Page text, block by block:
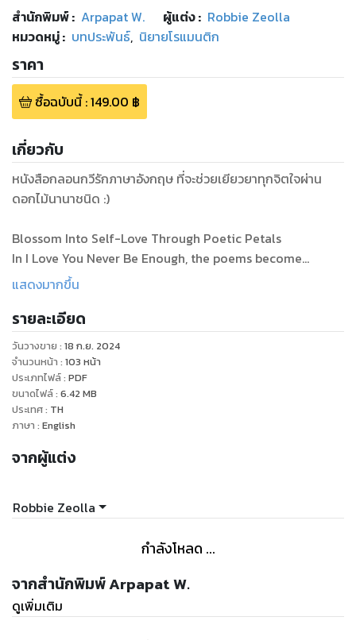
สำนักพิมพ์: Arpapat W. ผู้แต่ง : Robbie Zeolla
หมวดหมู่: บทประพันธ์, นิยายโรแมนติก
ราคา
ซื้อฉบับนี้:149.00 ฿
เกี่ยวกับ
หนังสือกลอนกวีรักภาษาอังกฤษ ที่จะช่วยเยียวยาทุกจิตใจผ่าน
ดอกไม้นานาชนิด :)
Blossom Into Self-Love Through Poetic Petals
In I Love You Never Be Enough, the poems become
powerful floral messengers for healing and radical self-
This inspiring collection is a lush, lyrical garden where
brutally honest verse blossoms into soul-nurturing self-
love. Between its nice covers, you'll find an abundance of
"The Meanings of a Sunflower;
of adoration and loyalty,
of Apollo and Clytie.
It is told to be a sign of happiness.
แสดงมากขึ้น
รายละเอียด
วันวางขาย : 18 ก.ย. 2024
จำนวนหน้า : 103 หน้า
ประเภทไฟล์: PDF
ขนาดไฟล์: 6.42 MB
ประเทศ: TH
ภาษา : English
จากผู้แต่ง
Robbie Zeolla
กำลังโหลด ...
จากสำนักพิมพ์ Arpapat W.
ดูเพิ่มเติม